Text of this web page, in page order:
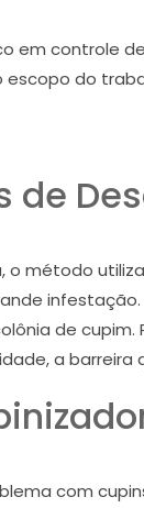
em controle
escopo do
de
o método
de cupim.
a
com